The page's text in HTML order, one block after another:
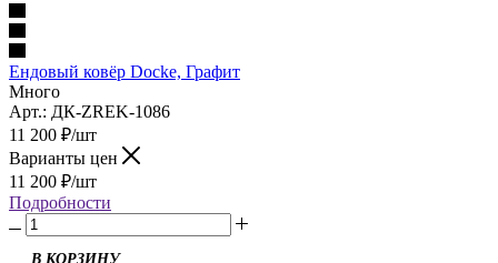
Ендовый ковёр Docke, Графит
Много
Арт.: ДК-ZREK-1086
11 200 ₽/шт
Варианты цен
11 200 ₽/шт
Подробности